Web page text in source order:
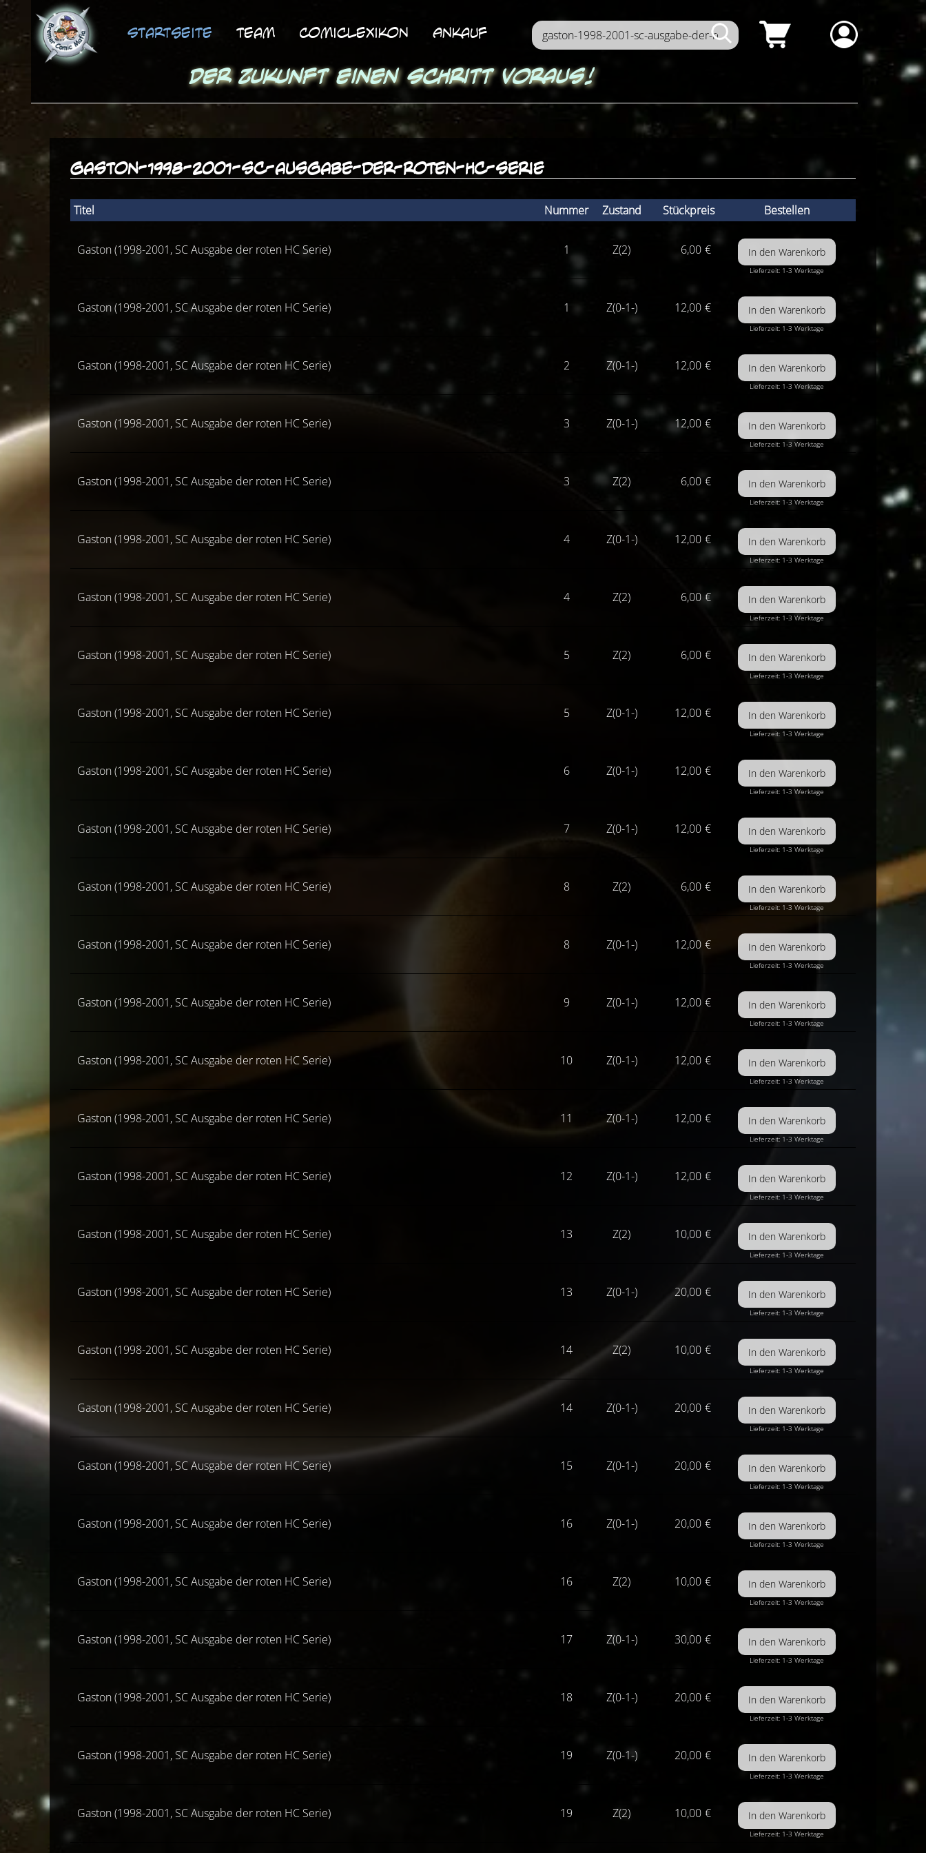
Startseite Team ComicLexikon Ankauf
Der Zukunft einen Schritt voraus!
gaston-1998-2001-sc-ausgabe-der-roten-hc-serie
Titel Nummer Zustand Stückpreis Bestellen
Gaston (1998-2001, SC Ausgabe der roten HC Serie) 1 Z(2) 6,00 €
Lieferzeit: 1-3 Werktage
Gaston (1998-2001, SC Ausgabe der roten HC Serie) 1 Z(0-1-) 12,00 €
Lieferzeit: 1-3 Werktage
Gaston (1998-2001, SC Ausgabe der roten HC Serie) 2 Z(0-1-) 12,00 €
Lieferzeit: 1-3 Werktage
Gaston (1998-2001, SC Ausgabe der roten HC Serie) 3 Z(0-1-) 12,00 €
Lieferzeit: 1-3 Werktage
Gaston (1998-2001, SC Ausgabe der roten HC Serie) 3 Z(2) 6,00 €
Lieferzeit: 1-3 Werktage
Gaston (1998-2001, SC Ausgabe der roten HC Serie) 4 Z(0-1-) 12,00 €
Lieferzeit: 1-3 Werktage
Gaston (1998-2001, SC Ausgabe der roten HC Serie) 4 Z(2) 6,00 €
Lieferzeit: 1-3 Werktage
Gaston (1998-2001, SC Ausgabe der roten HC Serie) 5 Z(2) 6,00 €
Lieferzeit: 1-3 Werktage
Gaston (1998-2001, SC Ausgabe der roten HC Serie) 5 Z(0-1-) 12,00 €
Lieferzeit: 1-3 Werktage
Gaston (1998-2001, SC Ausgabe der roten HC Serie) 6 Z(0-1-) 12,00 €
Lieferzeit: 1-3 Werktage
Gaston (1998-2001, SC Ausgabe der roten HC Serie) 7 Z(0-1-) 12,00 €
Lieferzeit: 1-3 Werktage
Gaston (1998-2001, SC Ausgabe der roten HC Serie) 8 Z(2) 6,00 €
Lieferzeit: 1-3 Werktage
Gaston (1998-2001, SC Ausgabe der roten HC Serie) 8 Z(0-1-) 12,00 €
Lieferzeit: 1-3 Werktage
Gaston (1998-2001, SC Ausgabe der roten HC Serie) 9 Z(0-1-) 12,00 €
Lieferzeit: 1-3 Werktage
Gaston (1998-2001, SC Ausgabe der roten HC Serie) 10 Z(0-1-) 12,00 €
Lieferzeit: 1-3 Werktage
Gaston (1998-2001, SC Ausgabe der roten HC Serie) 11 Z(0-1-) 12,00 €
Lieferzeit: 1-3 Werktage
Gaston (1998-2001, SC Ausgabe der roten HC Serie) 12 Z(0-1-) 12,00 €
Lieferzeit: 1-3 Werktage
Gaston (1998-2001, SC Ausgabe der roten HC Serie) 13 Z(2) 10,00 €
Lieferzeit: 1-3 Werktage
Gaston (1998-2001, SC Ausgabe der roten HC Serie) 13 Z(0-1-) 20,00 €
Lieferzeit: 1-3 Werktage
Gaston (1998-2001, SC Ausgabe der roten HC Serie) 14 Z(2) 10,00 €
Lieferzeit: 1-3 Werktage
Gaston (1998-2001, SC Ausgabe der roten HC Serie) 14 Z(0-1-) 20,00 €
Lieferzeit: 1-3 Werktage
Gaston (1998-2001, SC Ausgabe der roten HC Serie) 15 Z(0-1-) 20,00 €
Lieferzeit: 1-3 Werktage
Gaston (1998-2001, SC Ausgabe der roten HC Serie) 16 Z(0-1-) 20,00 €
Lieferzeit: 1-3 Werktage
Gaston (1998-2001, SC Ausgabe der roten HC Serie) 16 Z(2) 10,00 €
Lieferzeit: 1-3 Werktage
Gaston (1998-2001, SC Ausgabe der roten HC Serie) 17 Z(0-1-) 30,00 €
Lieferzeit: 1-3 Werktage
Gaston (1998-2001, SC Ausgabe der roten HC Serie) 18 Z(0-1-) 20,00 €
Lieferzeit: 1-3 Werktage
Gaston (1998-2001, SC Ausgabe der roten HC Serie) 19 Z(0-1-) 20,00 €
Lieferzeit: 1-3 Werktage
Gaston (1998-2001, SC Ausgabe der roten HC Serie) 19 Z(2) 10,00 €
Lieferzeit: 1-3 Werktage